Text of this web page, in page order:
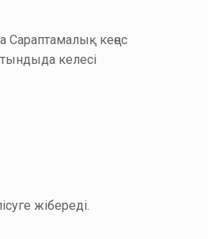
кеңес
келесі
жібереді.